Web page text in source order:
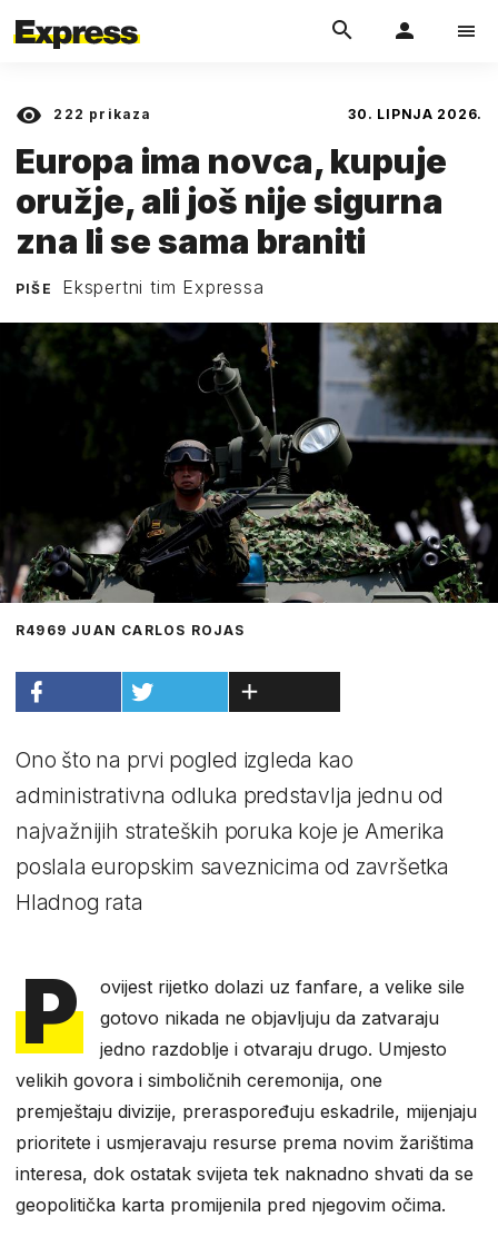
222 prikaza 30. LIPNJA 2026.
Europa ima novca, kupuje
oružje, ali još nije sigurna
zna li se sama braniti
PIŠE Ekspertni tim Expressa
R4969 JUAN CARLOS ROJAS
Ono što na prvi pogled izgleda kao
administrativna odluka predstavlja jednu od
najvažnijih strateških poruka koje je Amerika
poslala europskim saveznicima od završetka
Hladnog rata
P
ovijest rijetko dolazi uz fanfare, a velike sile
gotovo nikada ne objavljuju da zatvaraju
jedno razdoblje i otvaraju drugo. Umjesto
velikih govora i simboličnih ceremonija, one
premještaju divizije, preraspoređuju eskadrile, mijenjaju
prioritete i usmjeravaju resurse prema novim žarištima
interesa, dok ostatak svijeta tek naknadno shvati da se
geopolitička karta promijenila pred njegovim očima.